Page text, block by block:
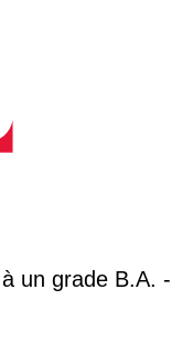
un gradeB.A. -